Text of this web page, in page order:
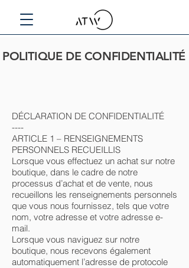
POLITIQUE DE CONFIDENTIALITÉ
DÉCLARATION DE CONFIDENTIALITÉ
----
ARTICLE 1 – RENSEIGNEMENTS
PERSONNELS RECUEILLIS
Lorsque vous effectuez un achat sur notre
boutique, dans le cadre de notre
processus d’achat et de vente, nous
recueillons les renseignements personnels
que vous nous fournissez, tels que votre
nom, votre adresse et votre adresse e-
mail.
Lorsque vous naviguez sur notre
boutique, nous recevons également
automatiquement l’adresse de protocole